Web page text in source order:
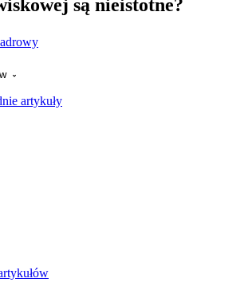
są nieistotne?
artykuły